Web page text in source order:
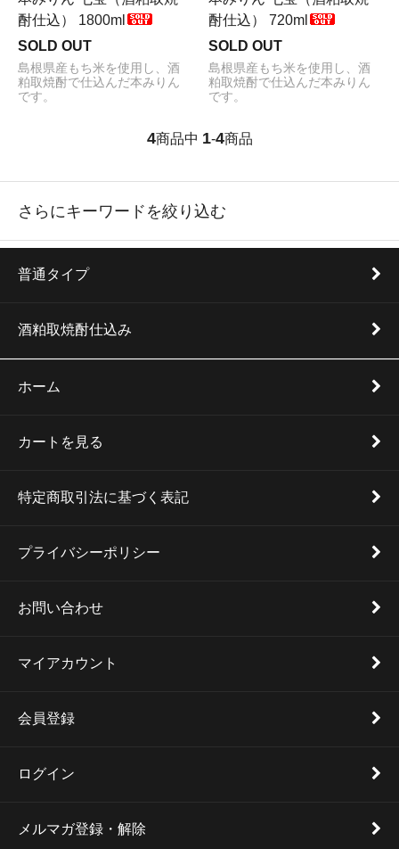
酎仕込） 1800ml
SOLD OUT
島根県産もち米を使用し、酒
粕取焼酎で仕込んだ本みりん
です。
酎仕込） 720ml
SOLD OUT
島根県産もち米を使用し、酒
粕取焼酎で仕込んだ本みりん
です。
4商品中 1-4商品
さらにキーワードを絞り込む
普通タイプ
酒粕取焼酎仕込み
ホーム
カートを見る
特定商取引法に基づく表記
プライバシーポリシー
お問い合わせ
マイアカウント
会員登録
ログイン
メルマガ登録・解除